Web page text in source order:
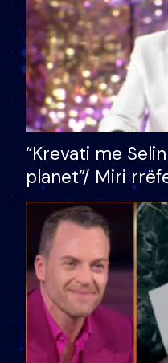
“Krevati me
planet”/ Miri
bukura në
mungojë zilja e